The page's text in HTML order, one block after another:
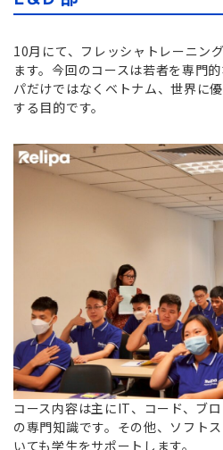
10月にて、フレッシャトレーニン
ます。今回のコースは若者を専門
パだけではなくベトナム、世界に
する目的です。
コース内容は主にIT、コード、ブ
の専門知識です。その他、ソフト
いても学生をサポートします。